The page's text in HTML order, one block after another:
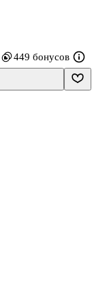
449 бонусов